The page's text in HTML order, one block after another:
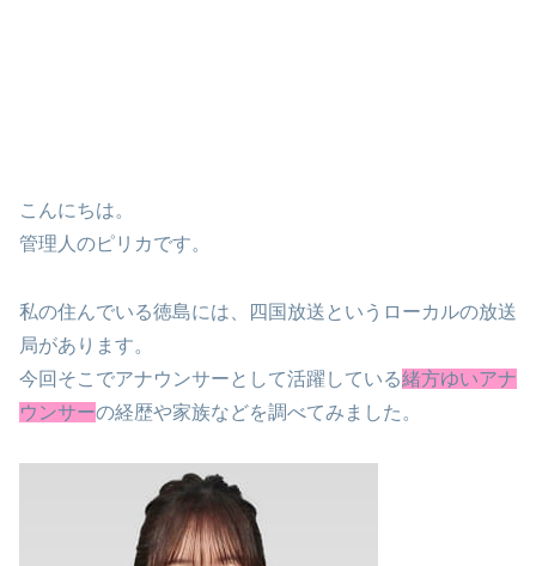
こんにちは。
管理人のピリカです。
私の住んでいる徳島には、四国放送というローカルの放送
局があります。
今回そこでアナウンサーとして活躍している緒方ゆいアナ
ウンサーの経歴や家族などを調べてみました。